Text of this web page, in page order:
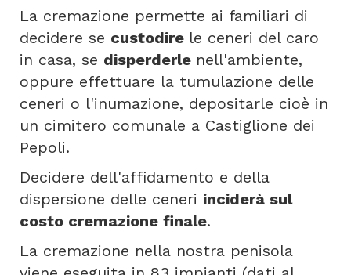
La cremazione permette ai familiari di
decidere se custodire le ceneri del caro
in casa, se disperderle nell'ambiente,
oppure effettuare la tumulazione delle
ceneri o l'inumazione, depositarle cioè in
un cimitero comunale a Castiglione dei
Pepoli.
Decidere dell'affidamento e della
dispersione delle ceneri inciderà sul
costo cremazione finale.
La cremazione nella nostra penisola